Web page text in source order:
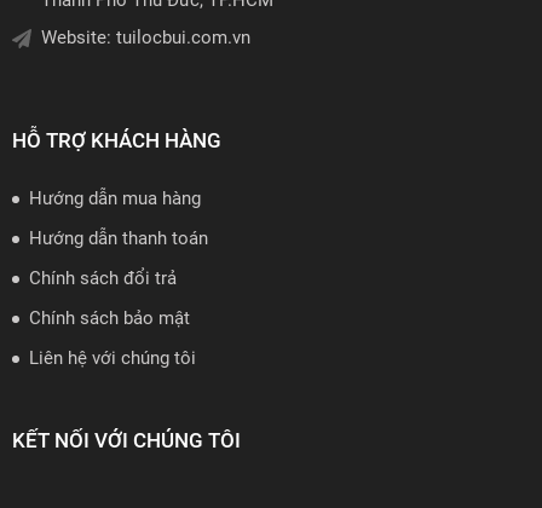
Website: tuilocbui.com.vn
HỖ TRỢ KHÁCH HÀNG
Hướng dẫn mua hàng
Hướng dẫn thanh toán
Chính sách đổi trả
Chính sách bảo mật
Liên hệ với chúng tôi
KẾT NỐI VỚI CHÚNG TÔI